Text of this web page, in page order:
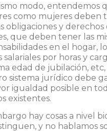
modo, entendemos
como mujeres deben
obligaciones y derechos
que deben tener las
en el hogar,
salariales por horas y
edad de jubilación,
sistema jurídico debe
igualdad posible en
existentes.
hay cosas a nivel
y no hablamos